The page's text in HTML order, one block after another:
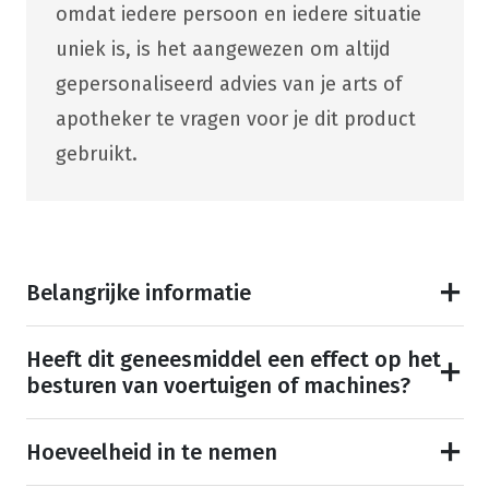
omdat iedere persoon en iedere situatie
uniek is, is het aangewezen om altijd
gepersonaliseerd advies van je arts of
apotheker te vragen voor je dit product
gebruikt.
Belangrijke informatie
Heeft dit geneesmiddel een effect op het
besturen van voertuigen of machines?
Hoeveelheid in te nemen